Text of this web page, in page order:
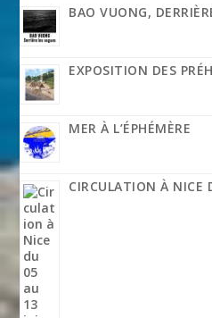
BAO VUONG,
EXPOSITION DES
MER À L’ÉPHÉMÈRE
CIRCULATION À NICE